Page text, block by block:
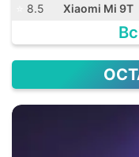
8.5 Xiaomi Mi 9T